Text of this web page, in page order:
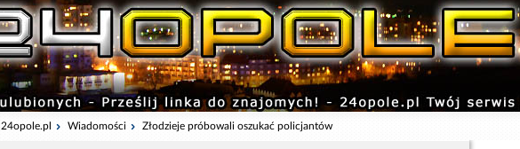
24opole.pl Wiadomości Złodzieje próbowali oszukać policjantów